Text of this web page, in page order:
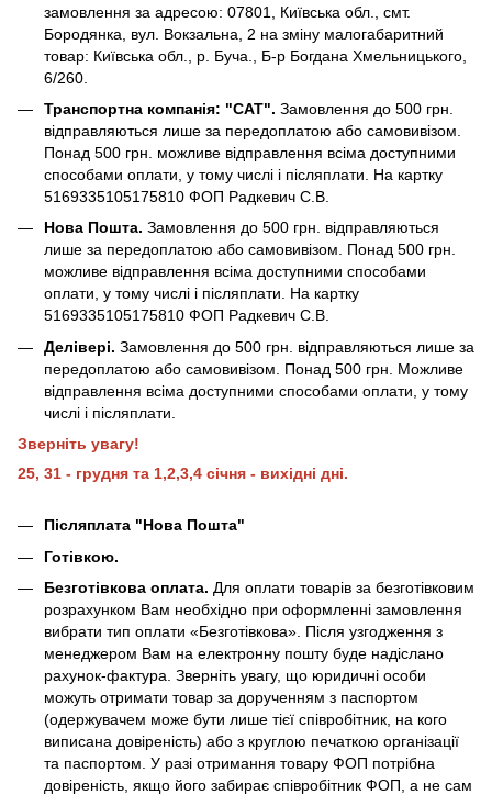
замовлення за адресою: 07801, Київська обл., смт.
Бородянка, вул. Вокзальна, 2 на зміну малогабаритний
товар: Київська обл., р. Буча., Б-р Богдана Хмельницького,
6/260.
Транспортна компанія: "САТ". Замовлення до 500 грн.
відправляються лише за передоплатою або самовивізом.
Понад 500 грн. можливе відправлення всіма доступними
способами оплати, у тому числі і післяплати. На картку
5169335105175810 ФОП Радкевич С.В.
Нова Пошта. Замовлення до 500 грн. відправляються
лише за передоплатою або самовивізом. Понад 500 грн.
можливе відправлення всіма доступними способами
оплати, у тому числі і післяплати. На картку
5169335105175810 ФОП Радкевич С.В.
Делівері. Замовлення до 500 грн. відправляються лише за
передоплатою або самовивізом. Понад 500 грн. Можливе
відправлення всіма доступними способами оплати, у тому
числі і післяплати.
Зверніть увагу!
25, 31 - грудня та 1,2,3,4 січня - вихідні дні.
Післяплата "Нова Пошта"
Готівкою.
Безготівкова оплата. Для оплати товарів за безготівковим
розрахунком Вам необхідно при оформленні замовлення
вибрати тип оплати «Безготівкова». Після узгодження з
менеджером Вам на електронну пошту буде надіслано
рахунок-фактура. Зверніть увагу, що юридичні особи
можуть отримати товар за дорученням з паспортом
(одержувачем може бути лише тієї співробітник, на кого
виписана довіреність) або з круглою печаткою організації
та паспортом. У разі отримання товару ФОП потрібна
довіреність, якщо його забирає співробітник ФОП, а не сам